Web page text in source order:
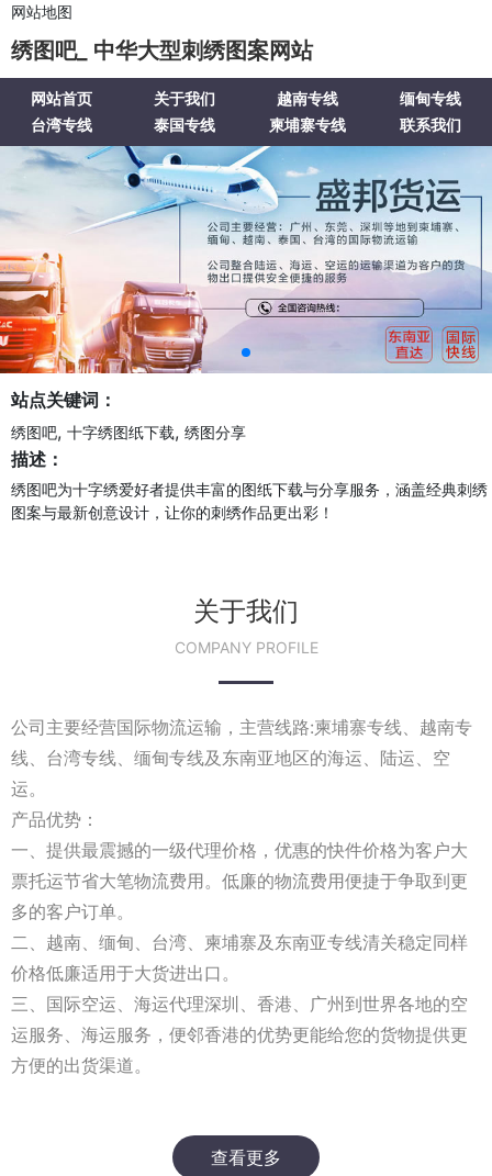
网站地图
绣图吧_ 中华大型刺绣图案网站
网站首页 关于我们 越南专线
缅甸专线
台湾专线
泰国专线 柬埔寨专线 联系我们
站点关键词：
绣图吧, 十字绣图纸下载, 绣图分享
描述：
绣图吧为十字绣爱好者提供丰富的图纸下载与分享服务，涵盖经典刺绣
图案与最新创意设计，让你的刺绣作品更出彩！
关于我们
COMPANY PROFILE
公司主要经营国际物流运输，主营线路:柬埔寨专线、越南专
线、台湾专线、缅甸专线及东南亚地区的海运、陆运、空
运。
产品优势：
一、提供最震撼的一级代理价格，优惠的快件价格为客户大
票托运节省大笔物流费用。低廉的物流费用便捷于争取到更
多的客户订单。
二、越南、缅甸、台湾、柬埔寨及东南亚专线清关稳定同样
价格低廉适用于大货进出口。
三、国际空运、海运代理深圳、香港、广州到世界各地的空
运服务、海运服务，便邻香港的优势更能给您的货物提供更
方便的出货渠道。
查看更多